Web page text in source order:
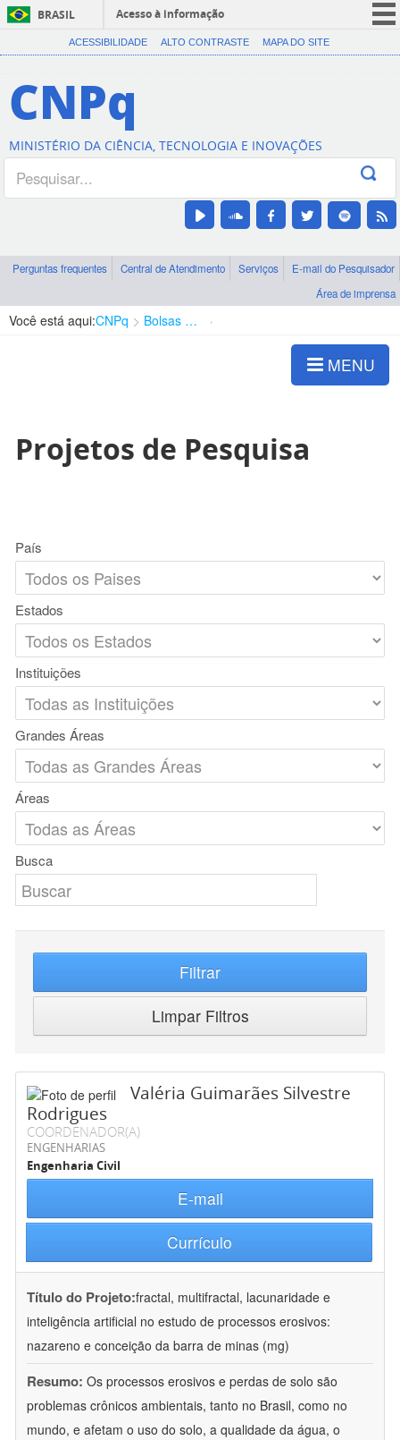
BRASIL
Acesso à informação
CORONAVÍRUS (COVID-19)
Canais
ACESSIBILIDADE ALTO CONTRASTE MAPA DO SITE
CNPq
MINISTÉRIO DA CIÊNCIA, TECNOLOGIA E INOVAÇÕES
Perguntas frequentes Central de Atendimento Serviços
E-mail do Pesquisador
Área de imprensa
Você está aqui:CNPq Bolsas e Auxílios Vigentes
MENU
Projetos de Pesquisa
País
Estados
Instituições
Grandes Áreas
Áreas
Busca
Filtrar
Limpar Filtros
Valéria Guimarães Silvestre
Rodrigues
COORDENADOR(A)
ENGENHARIAS
Engenharia Civil
E-mail
Currículo
Título do Projeto:fractal, multifractal, lacunaridade e
inteligência artificial no estudo de processos erosivos:
nazareno e conceição da barra de minas (mg)
Resumo: Os processos erosivos e perdas de solo são
problemas crônicos ambientais, tanto no Brasil, como no
mundo, e afetam o uso do solo, a qualidade da água, o